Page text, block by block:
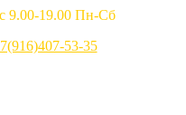
9.00-19.00 Пн-Сб
53-35